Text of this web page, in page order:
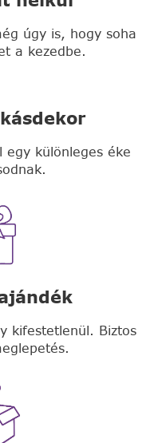
úgy is, hogy soha
a kezedbe.
egy különleges éke
kifestetlenül. Biztos